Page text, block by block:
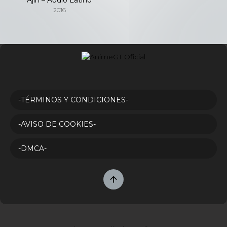
2016
-TÉRMINOS Y CONDICIONES-
-AVISO DE COOKIES-
-DMCA-